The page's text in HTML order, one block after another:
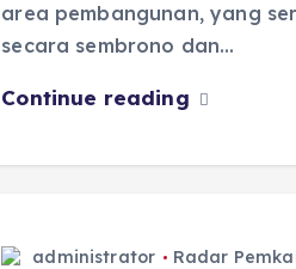
area pembangunan, yang
secara sembrono dan…
Continue reading
administrator Radar